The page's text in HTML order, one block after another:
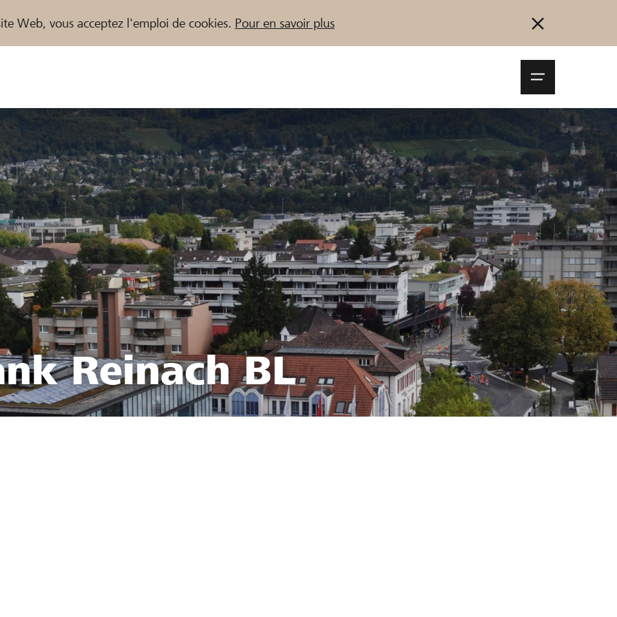
Web, vous acceptez l'emploi de cookies. Pour en savoir plus
/ Banques Raiffeisen Se connecter S'inscrire
Démarrez maintenant
Reinach BL